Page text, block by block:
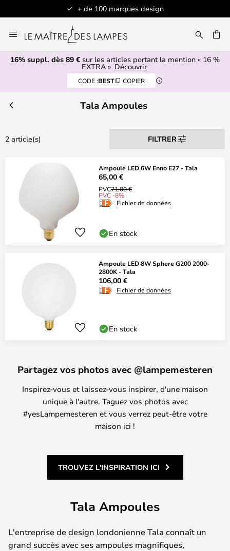
+ de 100 marques design
au
contenu
16% suppl. dès 89 € sur les articles portant la mention « 16 %
EXTRA » Découvrir
CODE :BEST COPIER
Tala Ampoules
2 article(s) FILTRER
Ampoule LED 6W Enno E27 - Tala
65,00 €
PVC71,00 €
PVC -8%
Fichier de données
En stock
Ampoule LED 8W Sphere G200 2000-
2800K - Tala
106,00 €
Fichier de données
En stock
Partagez vos photos avec @lampemesteren
Inspirez-vous et laissez-vous inspirer, d'une maison
unique à l'autre. Taguez vos photos avec
#yesLampemesteren et vous verrez peut-être votre
maison ici !
TROUVEZ L'INSPIRATION ICI
Tala Ampoules
L'entreprise de design londonienne Tala connaît un
grand succès avec ses ampoules magnifiques,